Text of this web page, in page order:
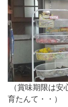
（賞味期限は安
育たんて・・）